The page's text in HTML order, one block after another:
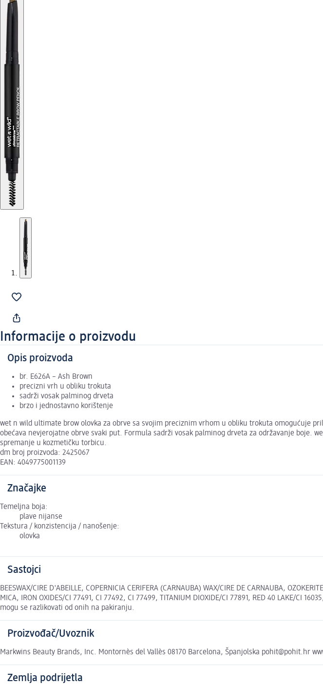
Informacije o proizvodu
Opis proizvoda
br. E626A – Ash Brown
precizni vrh u obliku trokuta
sadrži vosak palminog drveta
brzo i jednostavno korištenje
wet n wild ultimate brow olovka za obrve sa svojim preciznim vrhom u obliku trokuta omogućuje
obećava nevjerojatne obrve svaki put. Formula sadrži vosak palminog drveta za održavanje
spremanje u kozmetičku torbicu.
dm broj proizvoda: 2425067
EAN: 4049775001139
Značajke
Temeljna boja:
plave nijanse
Tekstura / konzistencija / nanošenje:
olovka
Sastojci
BEESWAX/CIRE D'ABEILLE, COPERNICIA CERIFERA (CARNAUBA) WAX/CIRE DE CARNAUBA,
MICA, IRON OXIDES/CI 77491, CI 77492, CI 77499, TITANIUM DIOXIDE/CI 77891, RED 40 LAKE/CI
mogu se razlikovati od onih na pakiranju.
Proizvođač/Uvoznik
Markwins Beauty Brands, Inc. Montornès del Vallès 08170 Barcelona, Španjolska pohit@pohit.hr
Zemlja podrijetla